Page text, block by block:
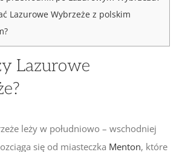
Lazurowe Wybrzeże z polskim
Lazurowe
leży w południowo – wschodniej
się od miasteczka Menton, które